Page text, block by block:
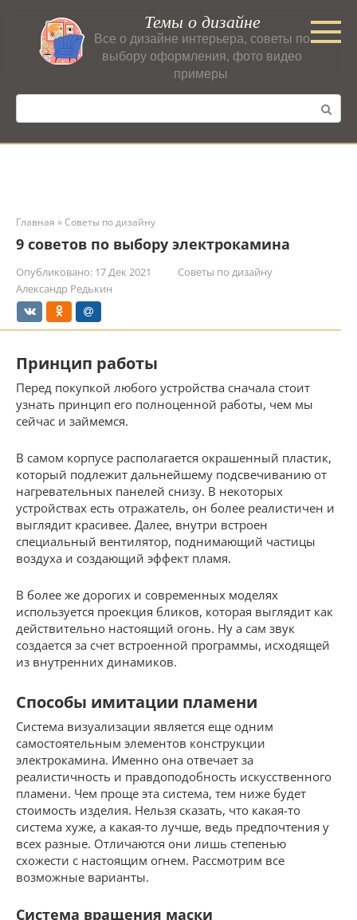
контенту
Темы о дизайне
Все о дизайне интерьера, советы по
выбору оформления, фото видео
примеры
Поиск:
Главная »Советы по дизайну
9 советов по выбору электрокамина
Опубликовано: 17 Дек 2021
Советы по дизайну
Александр Редькин
Принцип работы
Перед покупкой любого устройства сначала стоит
узнать принцип его полноценной работы, чем мы
сейчас и займемся.
В самом корпусе располагается окрашенный пластик,
который подлежит дальнейшему подсвечиванию от
нагревательных панелей снизу. В некоторых
устройствах есть отражатель, он более реалистичен и
выглядит красивее. Далее, внутри встроен
специальный вентилятор, поднимающий частицы
воздуха и создающий эффект пламя.
В более же дорогих и современных моделях
используется проекция бликов, которая выглядит как
действительно настоящий огонь. Ну а сам звук
создается за счет встроенной программы, исходящей
из внутренних динамиков.
Способы имитации пламени
Система визуализации является еще одним
самостоятельным элементов конструкции
электрокамина. Именно она отвечает за
реалистичность и правдоподобность искусственного
пламени. Чем проще эта система, тем ниже будет
стоимость изделия. Нельзя сказать, что какая-то
система хуже, а какая-то лучше, ведь предпочтения у
всех разные. Отличаются они лишь степенью
схожести с настоящим огнем. Рассмотрим все
возможные варианты.
Система вращения маски